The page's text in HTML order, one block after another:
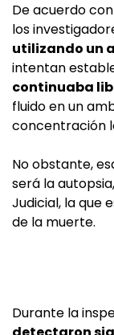
De acuerdo
los
utilizando un
intentan
continuaba
fluido en un
concentración
No obstante,
será la
Judicial, la que
de la muerte.
Durante la